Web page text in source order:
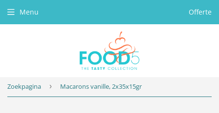
Menu Offerte
Zoekpagina › Macarons vanille, 2x35x15gr